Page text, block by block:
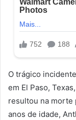
O trágico
em El Paso,
resultou na morte
anos de idade,